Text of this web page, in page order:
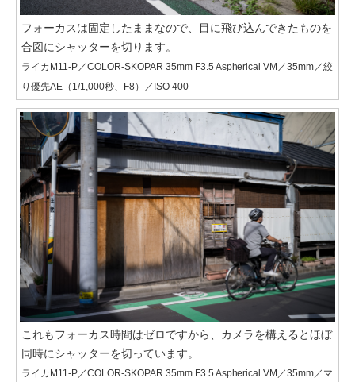
フォーカスは固定したままなので、目に飛び込んできたものを
合図にシャッターを切ります。
ライカM11-P／COLOR-SKOPAR 35mm F3.5 Aspherical VM／35mm／絞
り優先AE（1/1,000秒、F8）／ISO 400
これもフォーカス時間はゼロですから、カメラを構えるとほぼ
同時にシャッターを切っています。
ライカM11-P／COLOR-SKOPAR 35mm F3.5 Aspherical VM／35mm／マ